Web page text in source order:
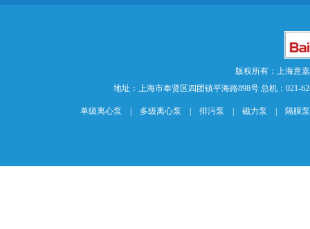
版权所有：上海意
地址：上海市奉贤区四团镇平海路898号 总机：021-
单级离心泵 多级离心泵 排污泵 磁力泵 隔膜泵